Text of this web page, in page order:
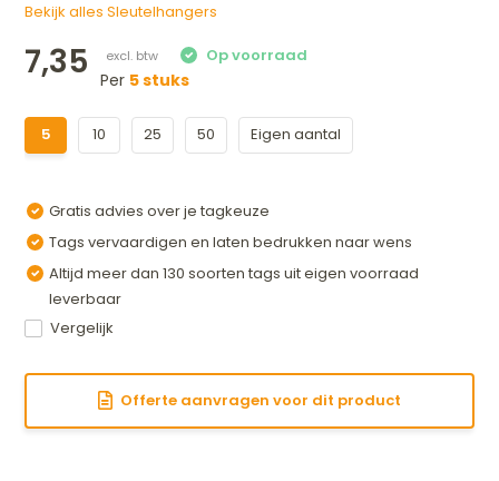
Bekijk alles Sleutelhangers
7,35 Per 5 stuks
5 10 25 50 Eigen aantal
Gratis advies over je tagkeuze
Tags vervaardigen en laten bedrukken naar wens
Altijd meer dan 130 soorten tags uit eigen voorraad
leverbaar
Vergelijk
Offerte aanvragen voor dit product